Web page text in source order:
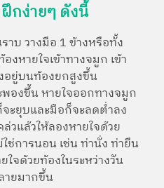
กง่ายๆ ดังนี้
บ วางมือ 1 ข้างหรือทั้ง
งหายใจเข้าทางจมูก เข้า
อยู่บนท้องยกสูงขึ้น
องขึ้น หายใจออกทางจมูก
ะยุบและมือก็จะลดต่ำลง
วแล้วให้ลองหายใจด้วย
ช่การนอน เช่น ท่านั่ง ท่ายืน
ใจด้วยท้องในระหว่างวัน
ายมากขึ้น